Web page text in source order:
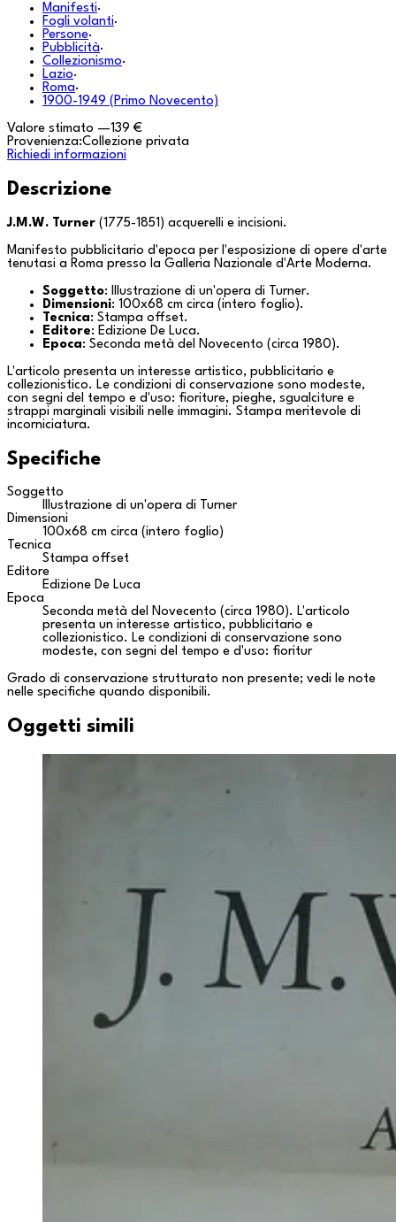
Manifesti·
Fogli volanti·
Persone·
Pubblicità·
Collezionismo·
Lazio·
Roma·
1900-1949 (Primo Novecento)
Valore stimato —139 €
Provenienza:Collezione privata
Richiedi informazioni
Descrizione
J.M.W. Turner (1775-1851) acquerelli e incisioni.
Manifesto pubblicitario d'epoca per l'esposizione di opere d'arte
tenutasi a Roma presso la Galleria Nazionale d'Arte Moderna.
Soggetto: Illustrazione di un'opera di Turner.
Dimensioni: 100x68 cm circa (intero foglio).
Tecnica: Stampa offset.
Editore: Edizione De Luca.
Epoca: Seconda metà del Novecento (circa 1980).
L'articolo presenta un interesse artistico, pubblicitario e
collezionistico. Le condizioni di conservazione sono modeste,
con segni del tempo e d'uso: fioriture, pieghe, sgualciture e
strappi marginali visibili nelle immagini. Stampa meritevole di
incorniciatura.
Specifiche
Soggetto
Illustrazione di un'opera di Turner
Dimensioni
100x68 cm circa (intero foglio)
Tecnica
Stampa offset
Editore
Edizione De Luca
Epoca
Seconda metà del Novecento (circa 1980). L'articolo
presenta un interesse artistico, pubblicitario e
collezionistico. Le condizioni di conservazione sono
modeste, con segni del tempo e d'uso: fioritur
Grado di conservazione strutturato non presente; vedi le note
nelle specifiche quando disponibili.
Oggetti simili